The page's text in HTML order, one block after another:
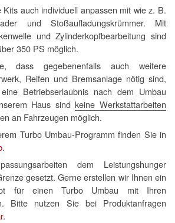
auch individuell anpassen mit wie z. B.
und Stoßaufladungskrümmer. Mit
und Zylinderkopfbearbeitung sind
350 PS möglich.
dass gegebenenfalls auch weitere
Reifen und Bremsanlage nötig sind,
Betriebserlaubnis nach dem Umbau
Haus sindkeine Werkstattarbeiten
an Fahrzeugen möglich.
Turbo Umbau-Programm finden Sie in
.
dem Leistungshunger
gesetzt. Gerne erstellen wir Ihnen ein
für einen Turbo Umbau mit Ihren
Bitte nutzen Sie bei Produktanfragen
.